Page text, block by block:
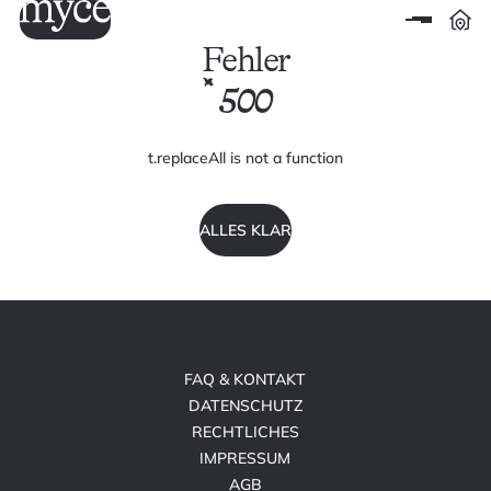
Fehler
500
t.replaceAll is not a function
ALLES KLAR
FAQ & KONTAKT
DATENSCHUTZ
RECHTLICHES
IMPRESSUM
AGB